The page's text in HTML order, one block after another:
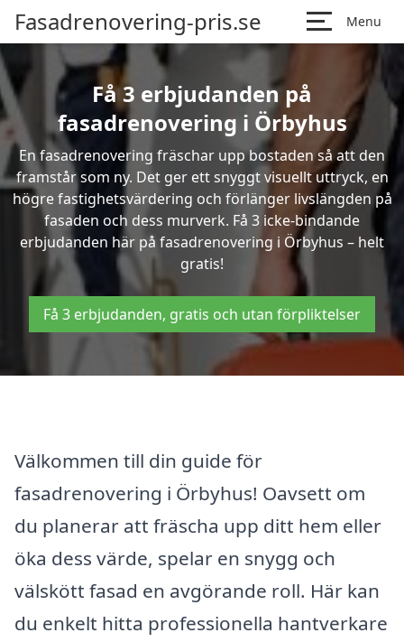
Fasadrenovering-pris.se Menu
Få 3 erbjudanden på
fasadrenovering i Örbyhus
En fasadrenovering fräschar upp bostaden så att den
framstår som ny. Det ger ett snyggt visuellt uttryck, en
högre fastighetsvärdering och förlänger livslängden på
fasaden och dess murverk. Få 3 icke-bindande
erbjudanden här på fasadrenovering i Örbyhus – helt
gratis!
Få 3 erbjudanden, gratis och utan förpliktelser
Välkommen till din guide för
fasadrenovering i Örbyhus! Oavsett om
du planerar att fräscha upp ditt hem eller
öka dess värde, spelar en snygg och
välskött fasad en avgörande roll. Här kan
du enkelt hitta professionella hantverkare